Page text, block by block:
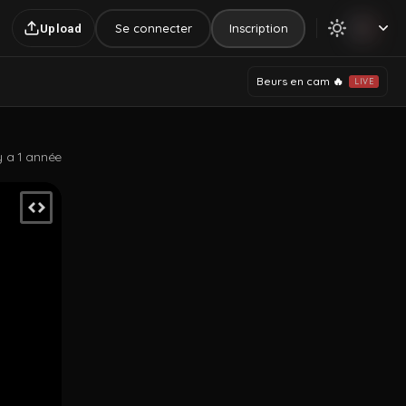
Upload Se connecter Inscription
Beurs en cam 🔥 LIVE
a 1 année